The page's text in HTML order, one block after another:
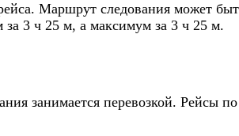
Маршрут следования может
3 ч 25 м, а максимум за 3 ч 25 м.
занимается перевозкой. Рейсы